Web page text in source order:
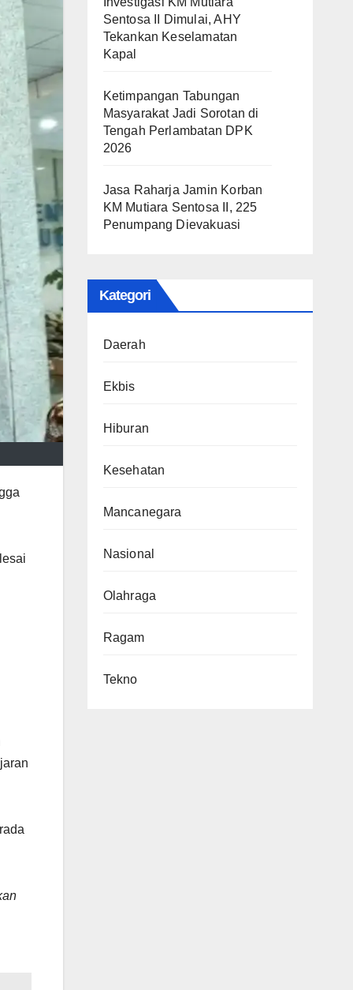
Sentosa II Dimulai, AHY
Tekankan Keselamatan
Kapal
Ketimpangan Tabungan
Masyarakat Jadi Sorotan di
Tengah Perlambatan DPK
2026
Jasa Raharja Jamin Korban
KM Mutiara Sentosa II, 225
Penumpang Dievakuasi
Kategori
Daerah
Ekbis
Hiburan
Kesehatan
Mancanegara
Nasional
Olahraga
Ragam
Tekno